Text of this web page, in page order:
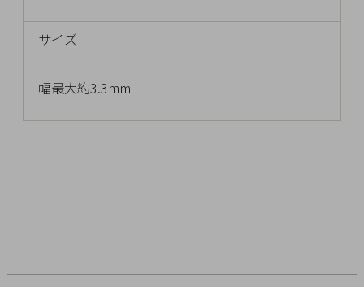
サイズ
幅最大約3.3mm
た